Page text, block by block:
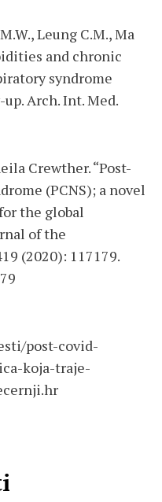
Leung C.M., Ma
and chronic
syndrome
Arch. Int. Med.
Crewther. “Post-
(PCNS); a novel
the global
of the
(2020): 117179.
post-covid-
koja-traje-